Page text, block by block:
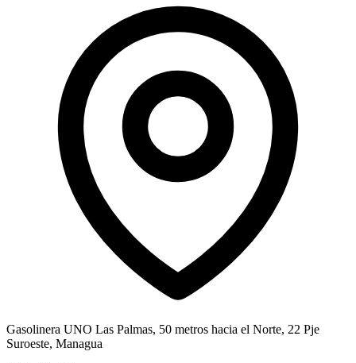
Gasolinera UNO Las Palmas, 50 metros hacia el Norte, 22 Pje
Suroeste, Managua